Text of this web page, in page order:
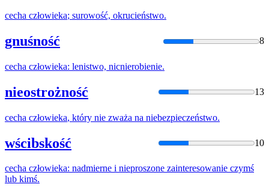
cecha człowieka; surowość, okrucieństwo.
gnuśność 8
cecha człowieka: lenistwo, nicnierobienie.
nieostrożność 13
cecha człowieka, który nie zważa na niebezpieczeństwo.
wścibskość 10
cecha człowieka: nadmierne i nieproszone zainteresowanie czymś
lub kimś.